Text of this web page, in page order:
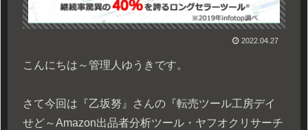
2022.04.27
こんにちは～管理人ゆうきです。
さて今回は『乙坂努』さんの『転売ツール工房デイ
せど～Amazon出品者分析ツール・ヤフオクリサーチ